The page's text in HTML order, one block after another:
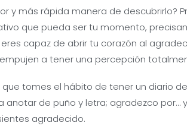
y más rápida manera de descubrirlo?
que pueda ser tu momento,
capaz de abrir tu corazón al
a tener una percepción
tomes el hábito de tener un diario
anotar de puño y letra; agradezco por…
agradecido.